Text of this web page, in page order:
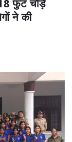
फुट चौड़े
ने की